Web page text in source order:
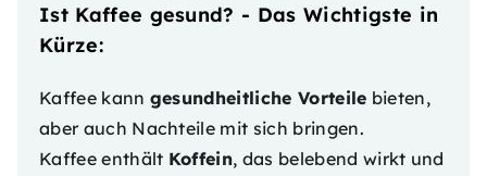
Ist Kaffee gesund? - Das Wichtigste in
Kürze:
Kaffee kann gesundheitliche Vorteile bieten,
aber auch Nachteile mit sich bringen.
Kaffee enthält Koffein, das belebend wirkt und